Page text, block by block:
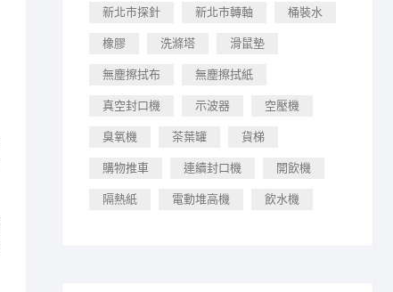
新北市探針 新北市轉軸 桶裝水
橡膠 洗滌塔 滑鼠墊
無塵擦拭布 無塵擦拭紙
真空封口機 示波器 空壓機
臭氧機 茶葉罐 貨梯
購物推車 連續封口機 開飲機
隔熱紙 電動堆高機 飲水機